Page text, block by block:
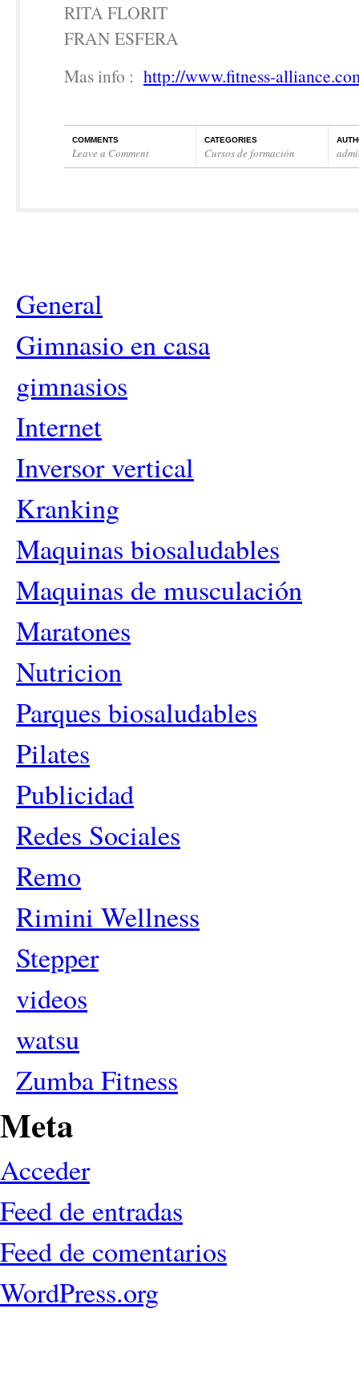
RITA FLORIT
FRAN ESFERA
Mas info : http://www.fitness-
COMMENTS
Leave a Comment
CATEGORIES
Cursos de formación
General
Gimnasio en casa
gimnasios
Internet
Inversor vertical
Kranking
Maquinas biosaludables
Maquinas de musculación
Maratones
Nutricion
Parques biosaludables
Pilates
Publicidad
Redes Sociales
Remo
Rimini Wellness
Stepper
videos
watsu
Zumba Fitness
Meta
Acceder
Feed de entradas
Feed de comentarios
WordPress.org